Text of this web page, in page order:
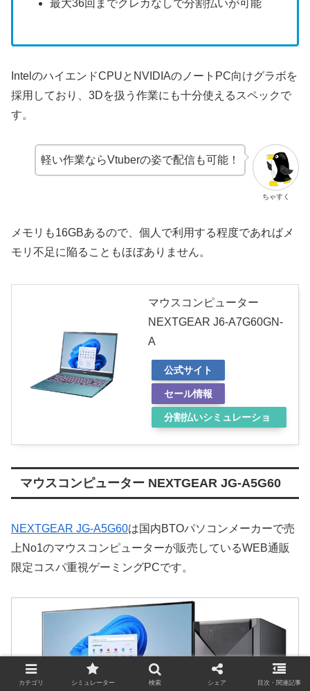
最大36回までクレカなしで分割払いが可能
IntelのハイエンドCPUとNVIDIAのノートPC向けグラボを
採用しており、3Dを扱う作業にも十分使えるスペックで
す。
ちゃすく
軽い作業ならVtuberの姿で配信も可能！
メモリも16GBあるので、個人で利用する程度であればメ
モリ不足に陥ることもほぼありません。
マウスコンピューター
NEXTGEAR J6-A7G60GN-
A
公式サイト
セール情報
分割払いシミュレーショ
マウスコンピューター NEXTGEAR JG-A5G60
NEXTGEAR JG-A5G60は国内BTOパソコンメーカーで売
上No1のマウスコンピューターが販売しているWEB通販
限定コスパ重視ゲーミングPCです。
カテゴリ シミュレーター 検索 シェア 目次・関連記事